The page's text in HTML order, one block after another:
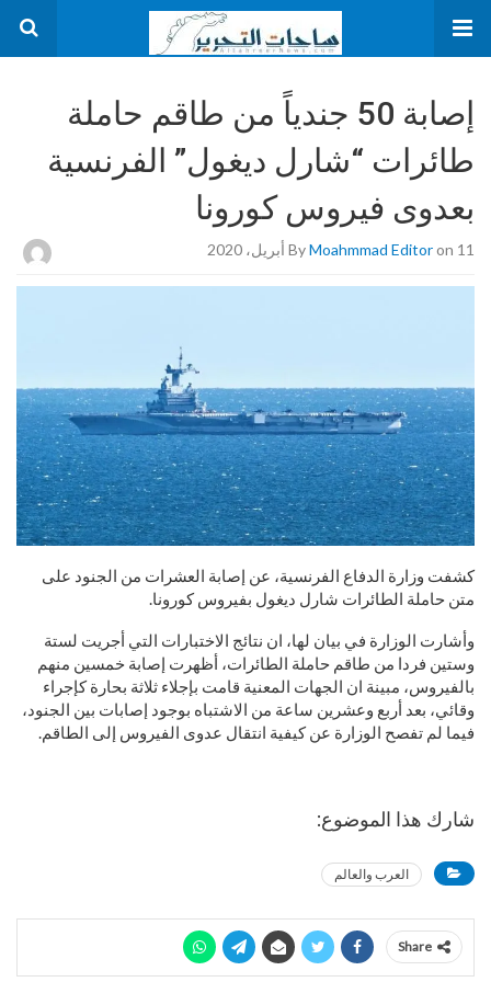
إصابة 50 جندياً من طاقم حاملة
طائرات “شارل ديغول” الفرنسية
بعدوى فيروس كورونا
ByMoahmmad Editoron 11 أبريل، 2020
كشفت وزارة الدفاع الفرنسية، عن إصابة العشرات من الجنود على
متن حاملة الطائرات شارل ديغول بفيروس كورونا.
وأشارت الوزارة في بيان لها، ان نتائج الاختبارات التي أجريت لستة
وستين فردا من طاقم حاملة الطائرات، أظهرت إصابة خمسين منهم
بالفيروس، مبينة ان الجهات المعنية قامت بإجلاء ثلاثة بحارة كإجراء
وقائي، بعد أربع وعشرين ساعة من الاشتباه بوجود إصابات بين الجنود،
فيما لم تفصح الوزارة عن كيفية انتقال عدوى الفيروس إلى الطاقم.
شارك هذا الموضوع:
العرب والعالم
Share